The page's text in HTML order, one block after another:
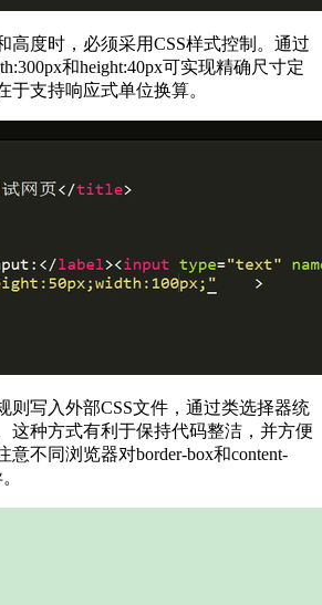
高度时，必须采用CSS样式控制。通过
和height:40px可实现精确尺寸定
于支持响应式单位换算。
则写入外部CSS文件，通过类选择器统
这种方式有利于保持代码整洁，并方便
意不同浏览器对border-box和content-